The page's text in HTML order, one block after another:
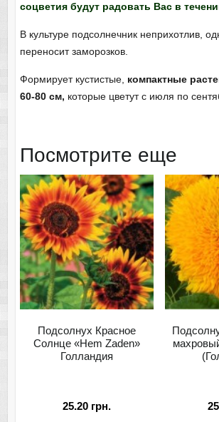
соцветия будут радовать Вас в
В культуре подсолнечник неприхотлив,
переносит заморозков.
Формирует кустистые, компактные
60-80 см, которые цветут с июля по
Посмотрите еще
Подсолнух Красное
Солнце «Hem Zaden»
Голландия
25.20 грн.